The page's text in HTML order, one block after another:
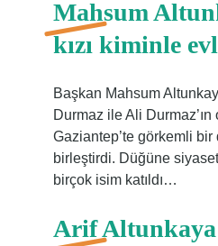
Mahsum
kızı kiminle
Başkan Mahsum
Durmaz ile Ali
Gaziantep’te görkemli bir
birleştirdi. Düğüne
birçok isim katıldı…
Arif Altunkaya